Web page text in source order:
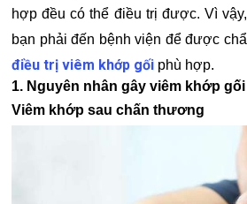
hợp đều có thể điều trị được. Vì
bạn phải đến bệnh viện để được
điều trị viêm khớp gối phù hợp.
1. Nguyên nhân gây viêm khớp gối
Viêm khớp sau chấn thương